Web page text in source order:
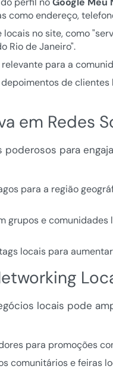
como endereço,
no site, como
Rio de Janeiro".
para a
de
em Redes
poderosos para
para a região
grupos e
locais para
locais pode
para promoções
comunitários e feiras